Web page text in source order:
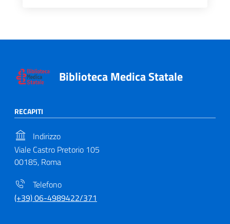
Biblioteca Medica Statale
RECAPITI
Indirizzo
Viale Castro Pretorio 105
00185, Roma
Telefono
(+39) 06-4989422/371